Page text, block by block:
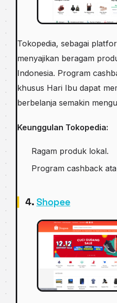
Tokopedia, sebagai
menyajikan beragam
Indonesia. Program
khusus Hari Ibu dapat
berbelanja semakin
Keunggulan Tokopedia:
Ragam produk lokal.
Program cashback
4. Shopee